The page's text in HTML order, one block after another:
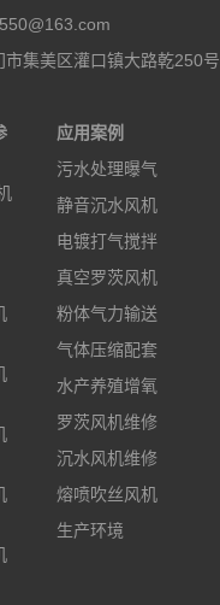
集美区灌口镇大路乾250号
应用案例
污水处理曝气
静音沉水风机
电镀打气搅拌
真空罗茨风机
粉体气力输送
气体压缩配套
水产养殖增氧
罗茨风机维修
沉水风机维修
熔喷吹丝风机
生产环境